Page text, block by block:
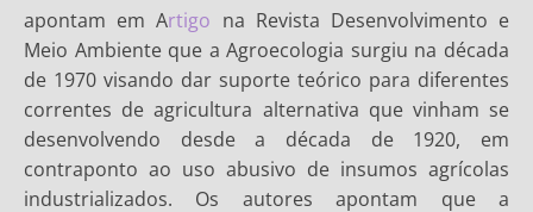
apontam em Artigo na Revista Desenvolvimento e
Meio Ambiente que a Agroecologia surgiu na década
de 1970 visando dar suporte teórico para diferentes
correntes de agricultura alternativa que vinham se
desenvolvendo desde a década de 1920, em
contraponto ao uso abusivo de insumos agrícolas
industrializados. Os autores apontam que a